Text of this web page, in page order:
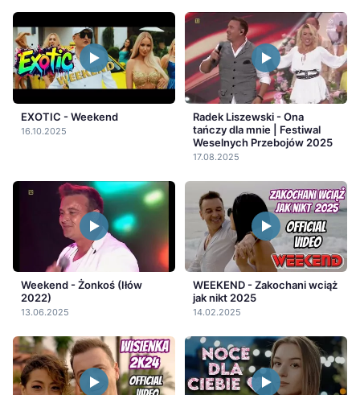
EXOTIC - Weekend
16.10.2025
Radek Liszewski - Ona
tańczy dla mnie | Festiwal
Weselnych Przebojów 2025
17.08.2025
Weekend - Żonkoś (Iłów
2022)
13.06.2025
WEEKEND - Zakochani wciąż
jak nikt 2025
14.02.2025